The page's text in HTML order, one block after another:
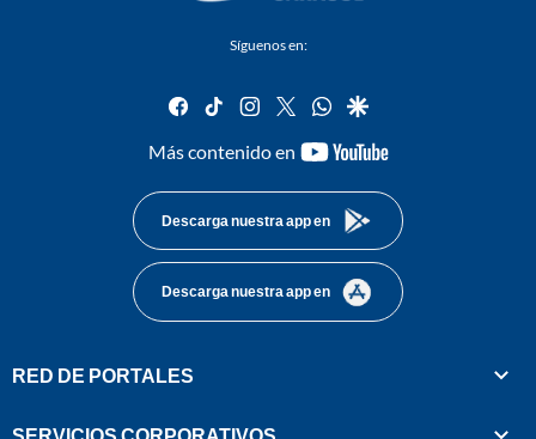
Síguenos en:
facebook
tiktok instagram
twitterwhatsapp
google
Más contenido en
youtube-
Descarga nuestra app en
Descarga nuestra app en
RED DE PORTALES
SERVICIOS CORPORATIVOS